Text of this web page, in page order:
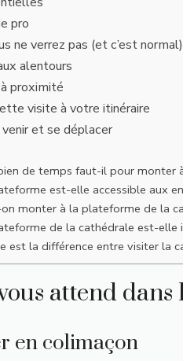
pro
ne verrez pas (et c’est normal)
alentours
proximité
visite à votre itinéraire
et se déplacer
de temps faut-il pour monter
est-elle accessible aux
monter à la plateforme de la
de la cathédrale est-elle
est la différence entre visiter la
attend dans
en colimaçon